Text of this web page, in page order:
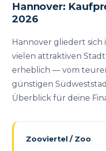
Hannover:
2026
Hannover gliedert sich
vielen attraktiven
erheblich — vom
günstigen
Überblick für deine
Zooviertel / Zoo